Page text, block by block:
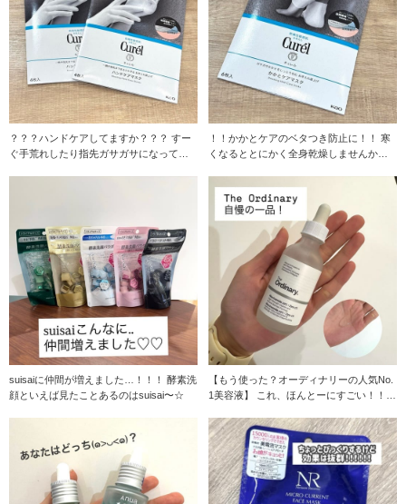
？？？ハンドケアしてますか？？？ すー
ぐ手荒れしたり指先ガサガサになってし
！！かかとケアのベタつき防止に！！ 寒
くなるととにかく全身乾燥しませんか？
suisaiに仲間が増えました…！！！ 酵素洗
顔といえば見たことあるのはsuisai〜☆
【もう使った？オーディナリーの人気No.
1美容液】 これ、ほんとーにすごい！！